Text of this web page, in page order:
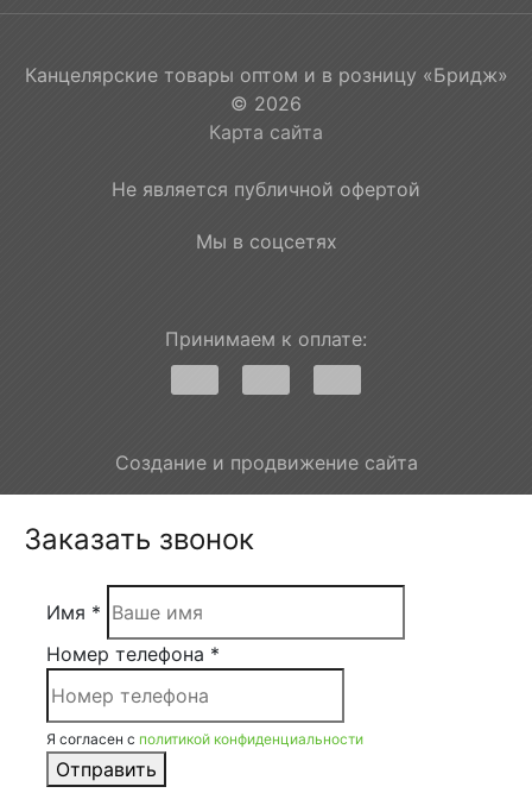
Канцелярские товары оптом и в розницу «Бридж»
© 2026
Карта сайта
Не является публичной офертой
Мы в соцсетях
Принимаем к оплате:
Создание и продвижение сайта
Заказать звонок
Имя *
Номер телефона *
Я согласен с политикой конфиденциальности
Отправить